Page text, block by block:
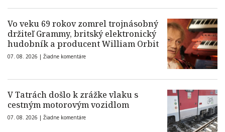
Vo veku 69 rokov zomrel trojnásobný
držiteľ Grammy, britský elektronický
hudobník a producent William Orbit
07. 08. 2026 | Žiadne komentáre
V Tatrách došlo k zrážke vlaku s
cestným motorovým vozidlom
07. 08. 2026 | Žiadne komentáre